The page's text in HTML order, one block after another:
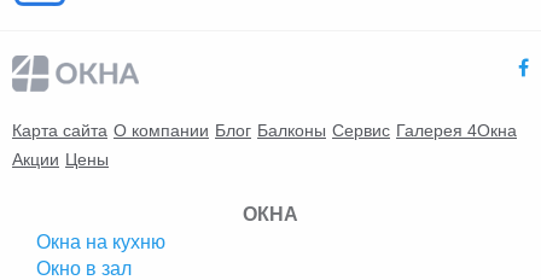
Карта сайта О компании Блог Балконы Сервис Галерея 4Окна
Акции Цены
ОКНА
Окна на кухню
Окно в зал